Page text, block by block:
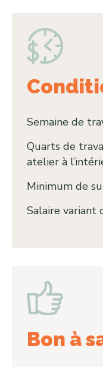
Semaine de
Quarts de
atelier à
Minimum de
Salaire variant
Bon à